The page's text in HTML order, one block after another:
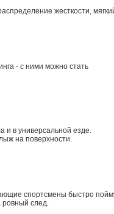
жесткости,
- с ними можно стать
и в универсальной езде.
на поверхности.
спортсмены быстро
ровный след.